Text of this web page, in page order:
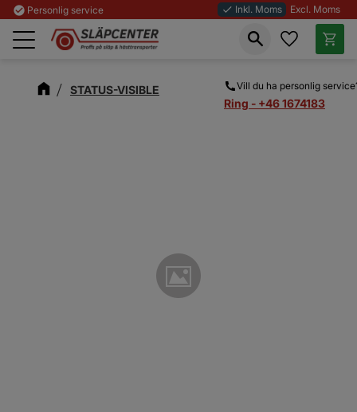
Meny
check_circle Personlig service done Inkl. Moms Excl. Moms
Vill du ha personlig
Ring - +46 1674183
Favoriter
STATUS-VISIBLE